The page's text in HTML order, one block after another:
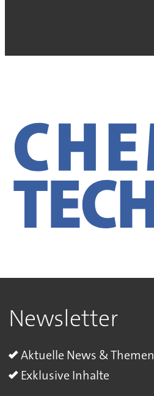
Newsletter
Aktuelle News & Themen
Exklusive Inhalte